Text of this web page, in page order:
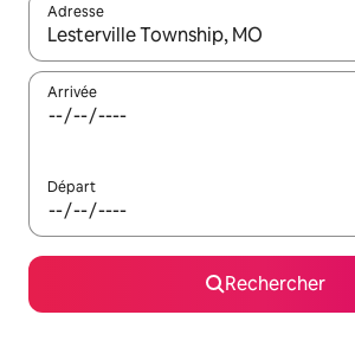
Adresse
Lorsque les résultats s'affichent,
Arrivée
Départ
Rechercher